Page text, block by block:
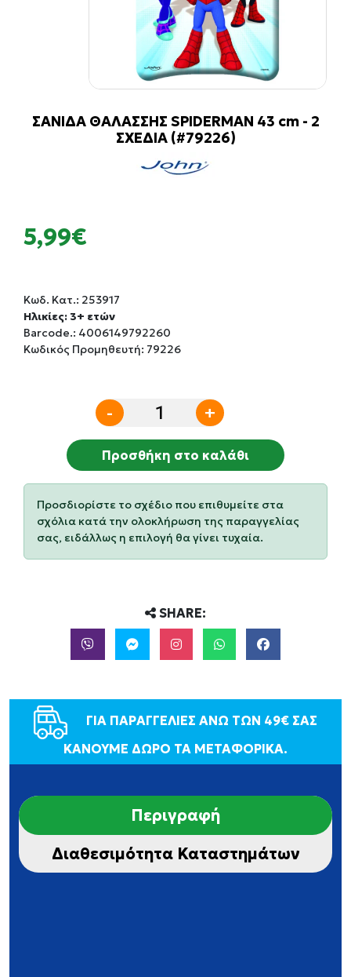
ΣΑΝΙΔΑ ΘΑΛΑΣΣΗΣ SPIDERMAN 43 cm - 2
ΣΧΕΔΙΑ (#79226)
5,99€
Κωδ. Κατ.: 253917
Ηλικίες: 3+ ετών
Barcode.: 4006149792260
Κωδικός Προμηθευτή: 79226
- +
Προσθήκη στο καλάθι
Προσδιορίστε το σχέδιο που επιθυμείτε στα
σχόλια κατά την ολοκλήρωση της παραγγελίας
σας, ειδάλλως η επιλογή θα γίνει τυχαία.
SHARE:
ΓΙΑ ΠΑΡΑΓΓΕΛΙΕΣ ΑΝΩ ΤΩΝ 49€ ΣΑΣ
ΚΑΝΟΥΜΕ ΔΩΡΟ ΤΑ ΜΕΤΑΦΟΡΙΚΑ.
Περιγραφή
Διαθεσιμότητα Καταστημάτων